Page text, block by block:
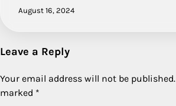
August 16, 2024
Leave a Reply
Your email address will not be published.
marked *